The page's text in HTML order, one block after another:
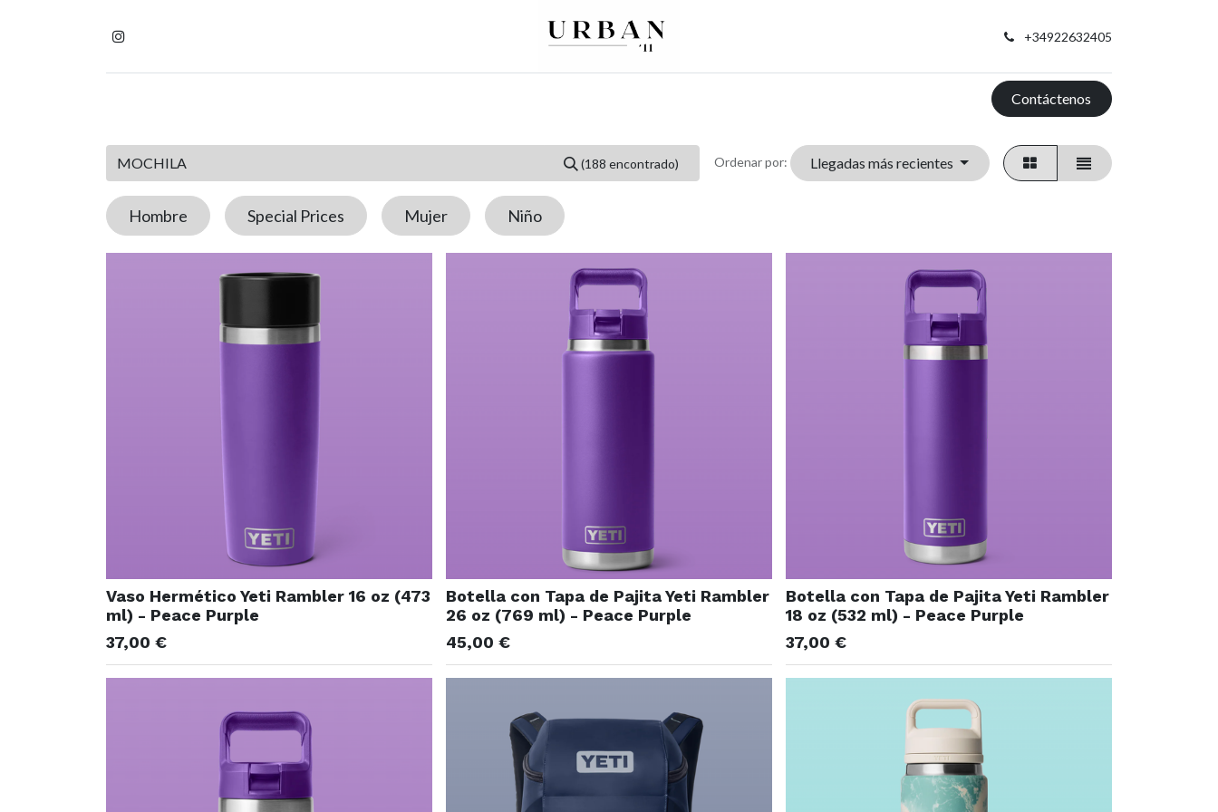
+34922632405
Contáctenos
(188 encontrado) Ordenar por: Llegadas más recientes
Hombre Special Prices Mujer Niño
Vaso Hermético Yeti Rambler 16 oz (473
ml) - Peace Purple
37,00 €
Botella con Tapa de Pajita Yeti Rambler
26 oz (769 ml) - Peace Purple
45,00 €
Botella con Tapa de Pajita Yeti Rambler
18 oz (532 ml) - Peace Purple
37,00 €